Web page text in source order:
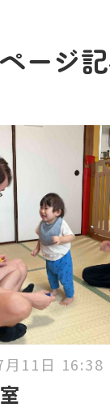
ージ
月11日 16:38